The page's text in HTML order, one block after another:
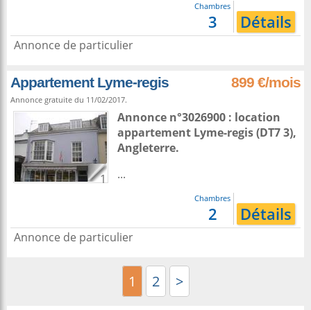
Chambres
3 Détails
Annonce de particulier
Appartement Lyme-regis 899 €/mois
Annonce gratuite du 11/02/2017.
1
Annonce n°3026900 : location
appartement Lyme-regis(DT7 3),
Angleterre.
...
Chambres
2 Détails
Annonce de particulier
1 2 >